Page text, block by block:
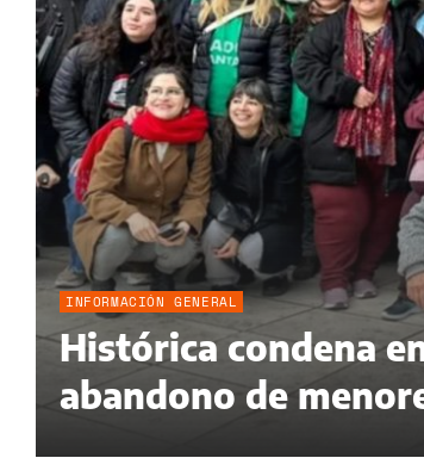
INFORMACIÓN GENERAL
Histórica condena
abandono de